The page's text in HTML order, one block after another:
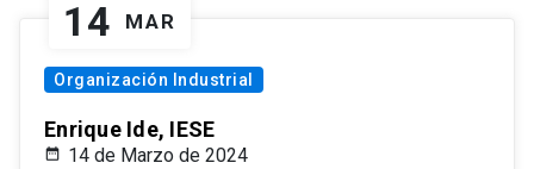
14 MAR
Organización Industrial
Enrique Ide, IESE
14 de Marzo de 2024